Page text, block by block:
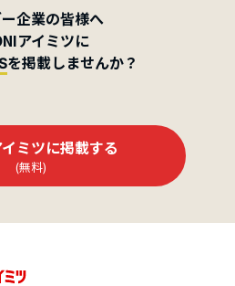
企業の皆様へ
アイミツに
を掲載しませんか？
ミツに掲載する
(無料)